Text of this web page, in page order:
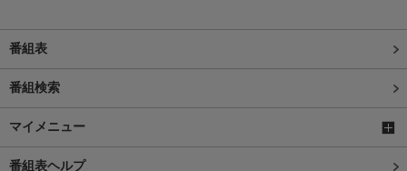
番組表
番組検索
マイメニュー
番組表ヘルプ